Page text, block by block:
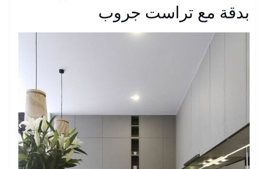
بدقة مع تراست جروب